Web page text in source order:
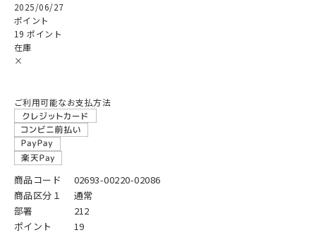
2025/06/27
ポイント
19 ポイント
在庫
×
ご利用可能なお支払方法
商品コード
02693-00220-02086
商品区分１
通常
部署
212
ポイント
19